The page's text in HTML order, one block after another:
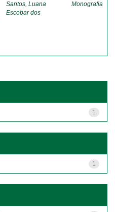
Santos, Luana
Escobar dos
Monografia
1
1